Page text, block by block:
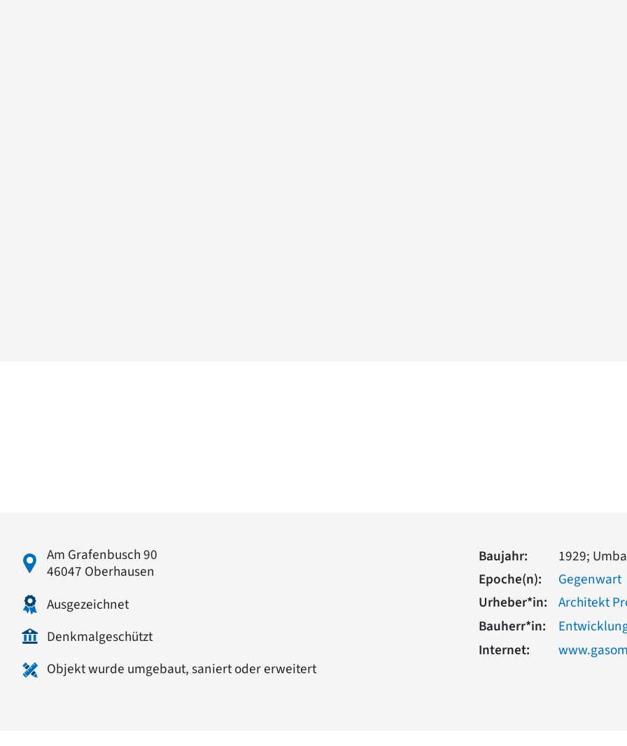
Am Grafenbusch 90
46047 Oberhausen
Ausgezeichnet
Denkmalgeschützt
Objekt wurde umgebaut, saniert oder erweitert
Baujahr:
1929;
Epoche(n):
Gegenwart
Urheber*in:
Architekt
Bauherr*in:
Internet: